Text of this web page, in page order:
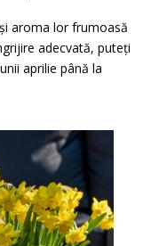
aroma lor frumoasă
adecvată, puteți
aprilie până la